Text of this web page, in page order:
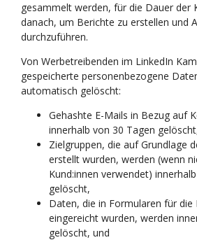
gesammelt werden, für die Dauer der
danach, um Berichte zu erstellen und
durchzuführen.
Von Werbetreibenden im LinkedIn
gespeicherte personenbezogene
automatisch gelöscht:
Gehashte E-Mails in Bezug auf
innerhalb von 30 Tagen
Zielgruppen, die auf Grundlage
erstellt wurden, werden (wenn
Kund:innen verwendet)
gelöscht,
Daten, die in Formularen für die
eingereicht wurden, werden
gelöscht, und